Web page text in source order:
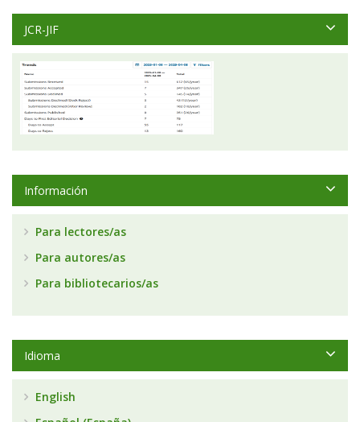
JCR-JIF
Información
Para lectores/as
Para autores/as
Para bibliotecarios/as
Idioma
English